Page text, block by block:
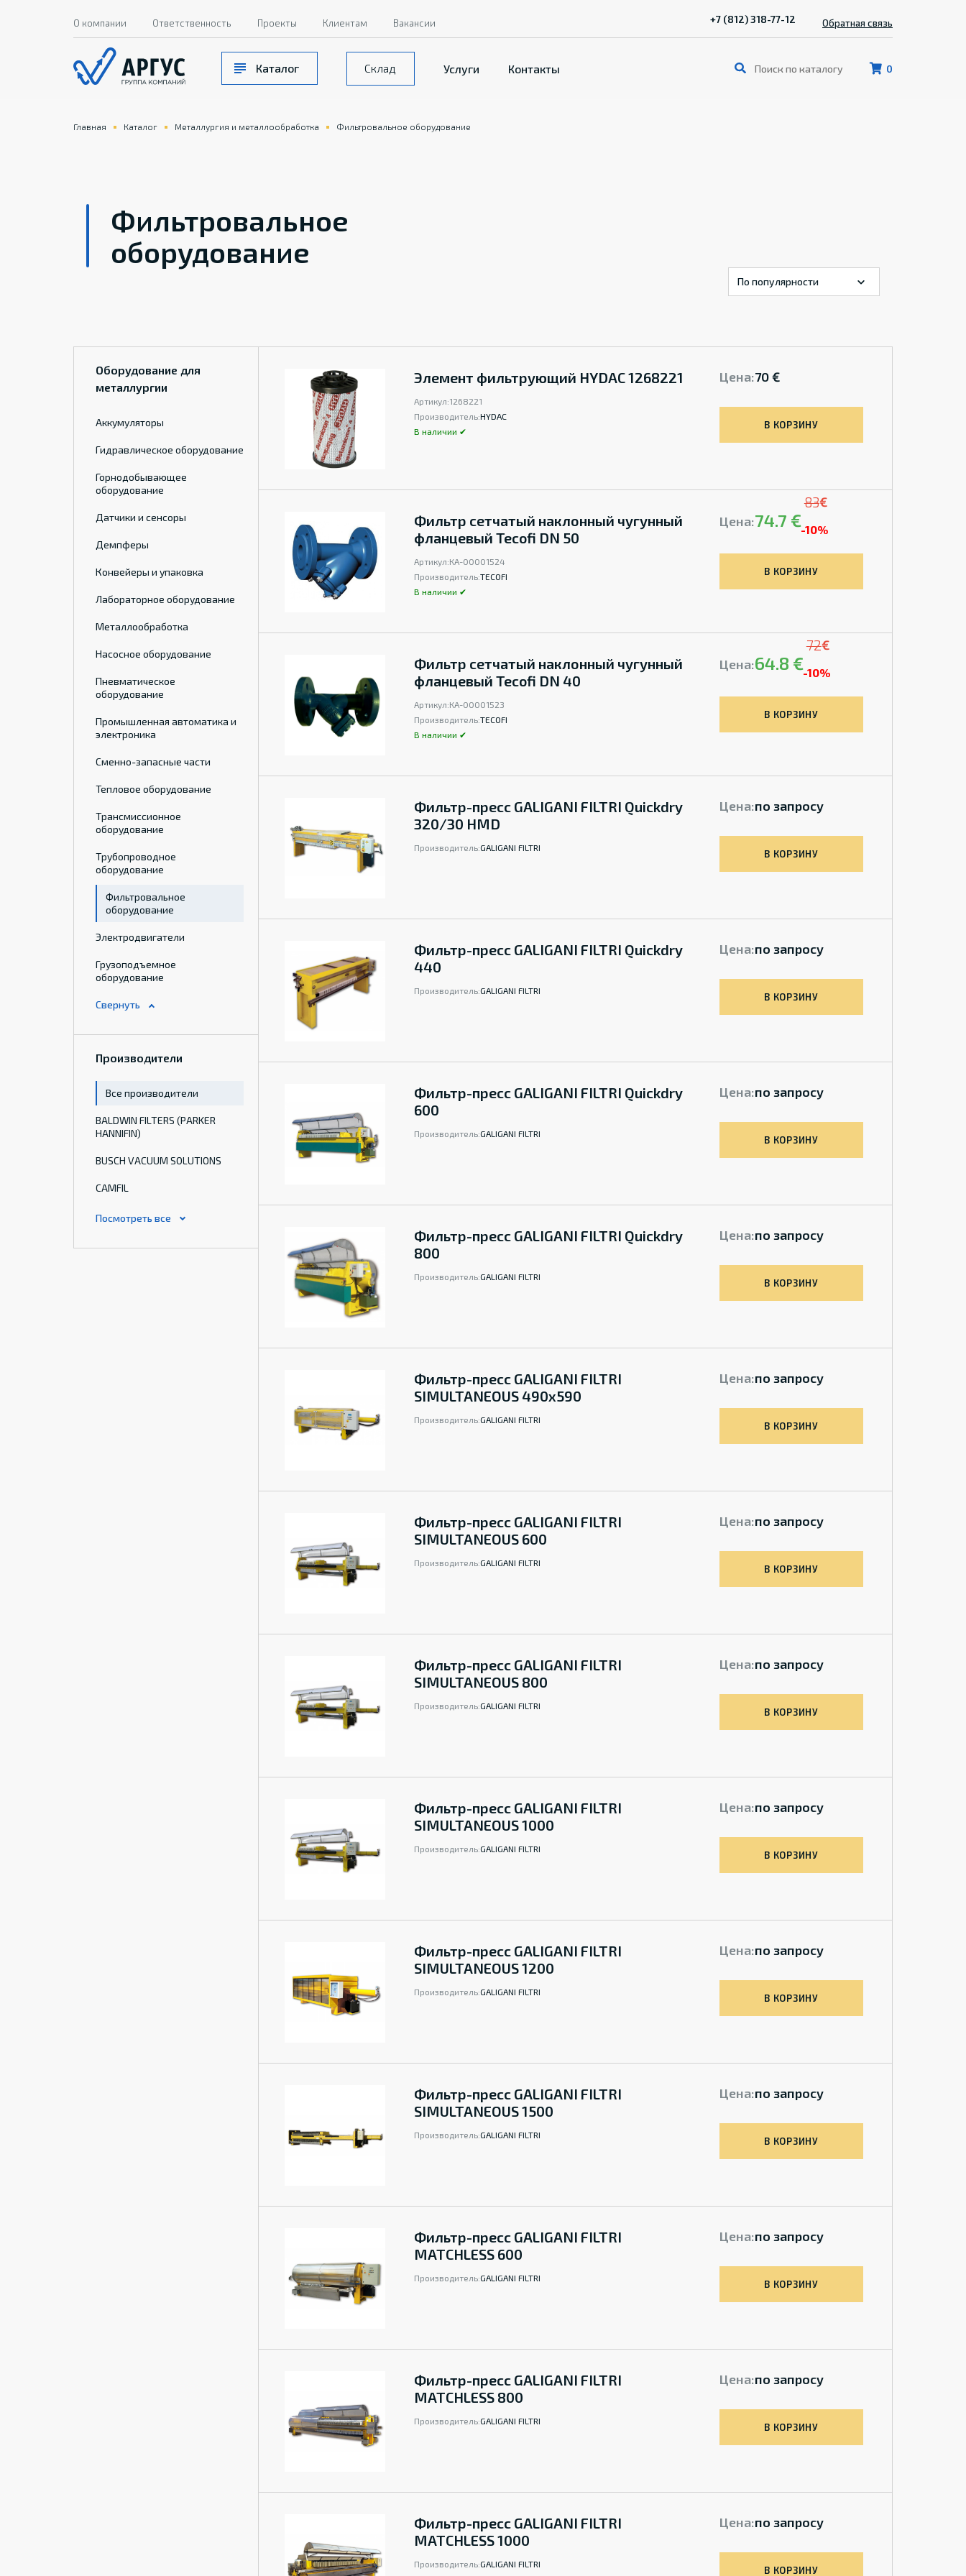
0
Каталог Склад Услуги Контакты
О компании Ответственность Проекты Клиентам Вакансии +7 (812) 318-77-12 Обратная связь
Главная Каталог Металлургия и металлообработка Фильтровальное оборудование
Фильтровальное
оборудование
Оборудование для
металлургии
Аккумуляторы
Гидравлическое оборудование
Горнодобывающее
оборудование
Датчики и сенсоры
Демпферы
Конвейеры и упаковка
Лабораторное оборудование
Металлообработка
Насосное оборудование
Пневматическое
оборудование
Промышленная автоматика и
электроника
Сменно-запасные части
Тепловое оборудование
Трансмиссионное
оборудование
Трубопроводное
оборудование
Фильтровальное
оборудование
Электродвигатели
Грузоподъемное
оборудование
Производители
Все производители
BALDWIN FILTERS (PARKER
HANNIFIN)
BUSCH VACUUM SOLUTIONS
CAMFIL
Элемент фильтрующий HYDAC 1268221
Артикул:1268221
Производитель:HYDAC
В наличии ✔
Цена:70 €
В КОРЗИНУ
Фильтр сетчатый наклонный чугунный
фланцевый Tecofi DN 50
Артикул:КА-00001524
Производитель:TECOFI
В наличии ✔
Цена:74.7 €
83€
-10%
В КОРЗИНУ
Фильтр сетчатый наклонный чугунный
фланцевый Tecofi DN 40
Артикул:КА-00001523
Производитель:TECOFI
В наличии ✔
Цена:64.8 €
72€
-10%
В КОРЗИНУ
Фильтр-пресс GALIGANI FILTRI Quickdry
320/30 HMD
Производитель:GALIGANI FILTRI
Цена:по запросу
В КОРЗИНУ
Фильтр-пресс GALIGANI FILTRI Quickdry
440
Производитель:GALIGANI FILTRI
Цена:по запросу
В КОРЗИНУ
Фильтр-пресс GALIGANI FILTRI Quickdry
600
Производитель:GALIGANI FILTRI
Цена:по запросу
В КОРЗИНУ
Фильтр-пресс GALIGANI FILTRI Quickdry
800
Производитель:GALIGANI FILTRI
Цена:по запросу
В КОРЗИНУ
Фильтр-пресс GALIGANI FILTRI
SIMULTANEOUS 490x590
Производитель:GALIGANI FILTRI
Цена:по запросу
В КОРЗИНУ
Фильтр-пресс GALIGANI FILTRI
SIMULTANEOUS 600
Производитель:GALIGANI FILTRI
Цена:по запросу
В КОРЗИНУ
Фильтр-пресс GALIGANI FILTRI
SIMULTANEOUS 800
Производитель:GALIGANI FILTRI
Цена:по запросу
В КОРЗИНУ
Фильтр-пресс GALIGANI FILTRI
SIMULTANEOUS 1000
Производитель:GALIGANI FILTRI
Цена:по запросу
В КОРЗИНУ
Фильтр-пресс GALIGANI FILTRI
SIMULTANEOUS 1200
Производитель:GALIGANI FILTRI
Цена:по запросу
В КОРЗИНУ
Фильтр-пресс GALIGANI FILTRI
SIMULTANEOUS 1500
Производитель:GALIGANI FILTRI
Цена:по запросу
В КОРЗИНУ
Фильтр-пресс GALIGANI FILTRI
MATCHLESS 600
Производитель:GALIGANI FILTRI
Цена:по запросу
В КОРЗИНУ
Фильтр-пресс GALIGANI FILTRI
MATCHLESS 800
Производитель:GALIGANI FILTRI
Цена:по запросу
В КОРЗИНУ
Фильтр-пресс GALIGANI FILTRI
MATCHLESS 1000
Производитель:GALIGANI FILTRI
Цена:по запросу
В КОРЗИНУ